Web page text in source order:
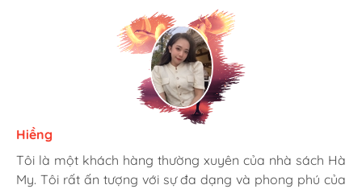
Hiềng
Tôi là một khách hàng thường xuyên của nhà sách Hà
My. Tôi rất ấn tượng với sự đa dạng và phong phú của
Ngọc Dung
Mình rất là hài lòng khi đến nhà sách Hà My. Họ có
nhiều loại sách hay và phong phú, từ văn học, khoa
Tâm
Tới đây mua hàng cho công ty nhiều lần rồi. sản phẩm
giá rẻ hơn mấy chỗ khác. Có bán sỉ nên giá cực kỳ ổn.